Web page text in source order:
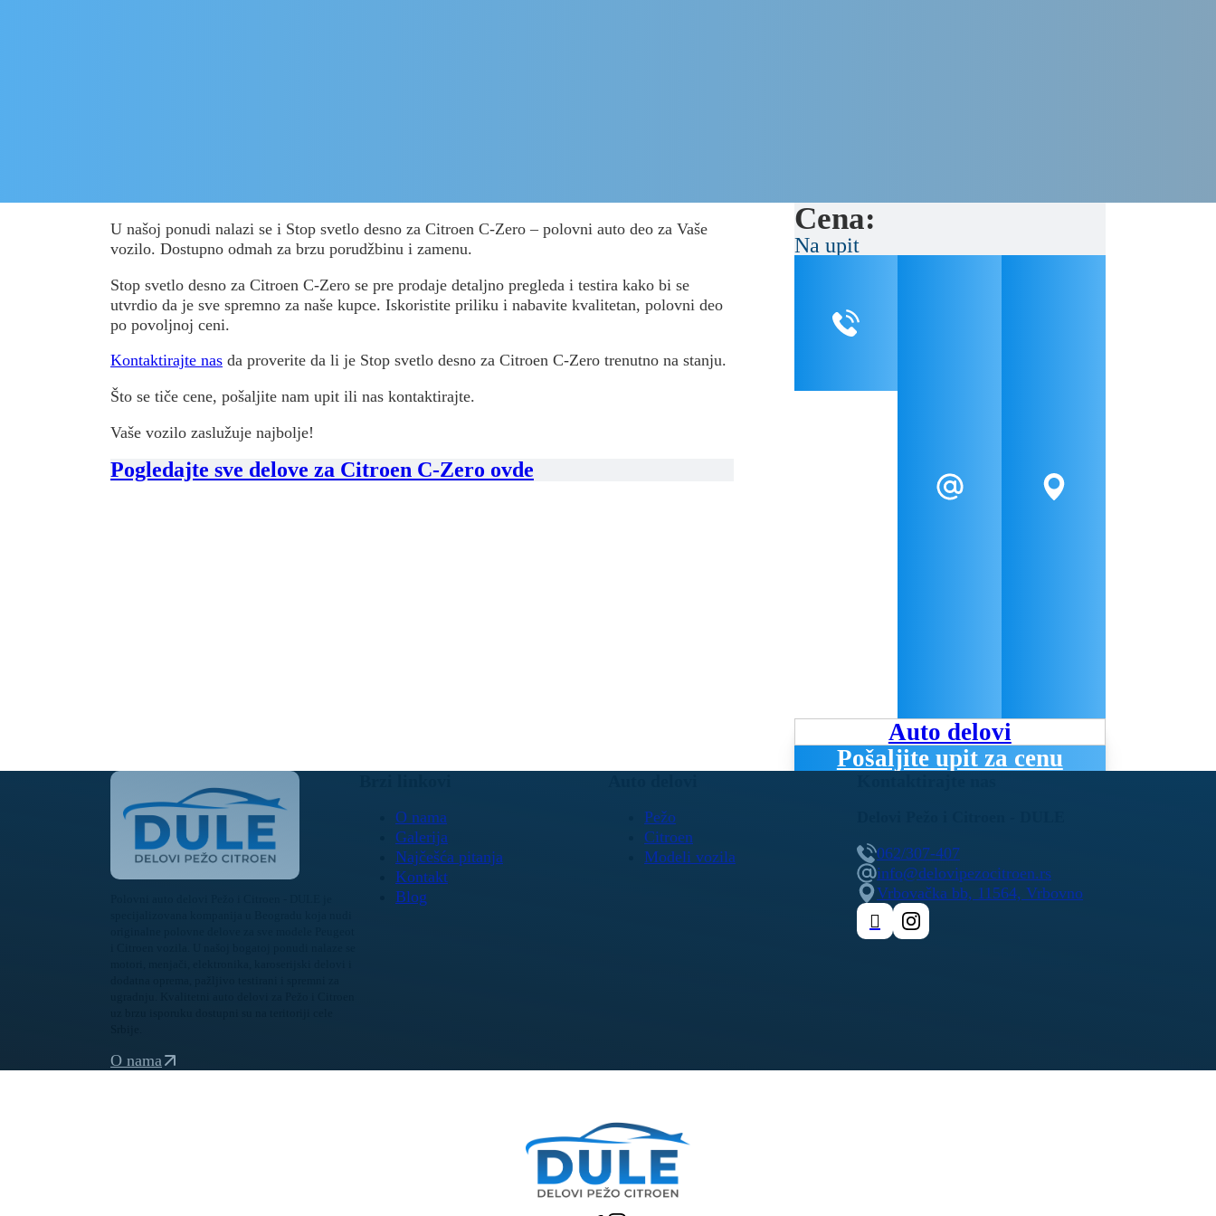
U našoj ponudi nalazi se i Stop svetlo desno za Citroen C-Zero – polovni auto deo za Vaše
vozilo. Dostupno odmah za brzu porudžbinu i zamenu.
Stop svetlo desno za Citroen C-Zero se pre prodaje detaljno pregleda i testira kako bi se
utvrdio da je sve spremno za naše kupce. Iskoristite priliku i nabavite kvalitetan, polovni deo
po povoljnoj ceni.
Kontaktirajte nas da proverite da li je Stop svetlo desno za Citroen C-Zero trenutno na stanju.
Što se tiče cene, pošaljite nam upit ili nas kontaktirajte.
Vaše vozilo zaslužuje najbolje!
Pogledajte sve delove za Citroen C-Zero ovde
Cena:
Na upit
Auto delovi
Pošaljite upit za cenu
O nama
O nama
Galerija
Najčešća pitanja
Kontakt
Blog
Pežo
Citroen
Modeli vozila
062/307-407
info@delovipezocitroen.rs
Vrbovačka bb, 11564, Vrbovno